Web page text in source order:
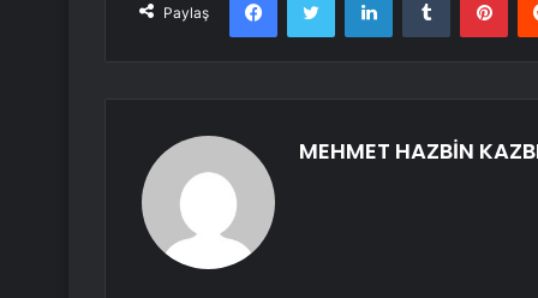
Paylaş
MEHMET HAZBİN